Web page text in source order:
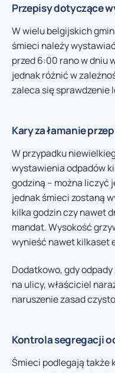
Przepisy dotyczące
W wielu belgijskich
śmieci należy
przed 6:00 rano w dniu
jednak różnić w
zaleca się sprawdzenie
Kary za łamanie
W przypadku
wystawienia odpadów
godziną – można liczyć
jednak śmieci zostaną
kilka godzin czy nawet
mandat. Wysokość
wynieść nawet kilkaset
Dodatkowo, gdy
na ulicy, właściciel
naruszenie zasad
Kontrola segregacji
Śmieci podlegają także